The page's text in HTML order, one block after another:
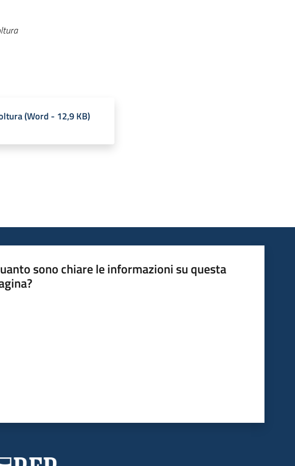
(Word - 12,9 KB)
sono chiare le informazioni su questa